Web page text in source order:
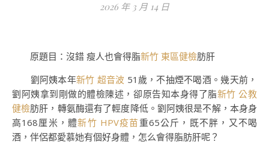
2026 年 3 月 14 日
原題目：沒錯 瘦人也會得脂新竹 東區健檢肪肝
劉阿姨本年新竹 超音波 51歲，不抽煙不喝酒。幾天前，
劉阿姨拿到剛做的體檢陳述，卻原告知本身得了脂新竹 公教
健檢肪肝，轉氨酶還有了輕度降低。劉阿姨很是不解，本身身
高168厘米，體新竹 HPV疫苗重65公斤，既不胖，又不喝
酒，伴侶都愛慕她有個好身體，怎么會得脂肪肝呢？